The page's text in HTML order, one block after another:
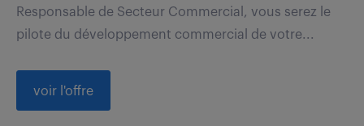
Responsable de Secteur Commercial, vous serez le
pilote du développement commercial de votre...
voir l'offre